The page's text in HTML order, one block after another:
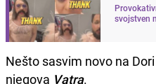
svojstven
Nešto sasvim novo na
njegova Vatra.